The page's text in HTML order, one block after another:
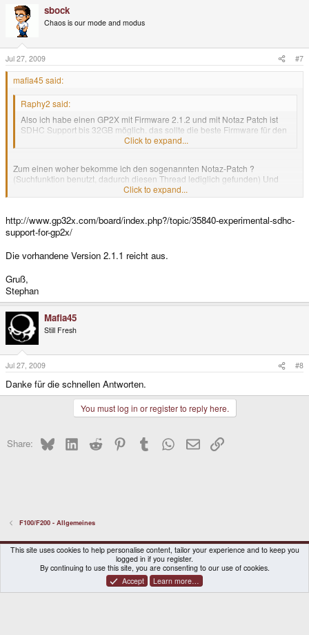
sbock
Chaos is our mode and modus
Jul 27, 2009 #7
mafia45 said:
Raphy2 said:
Also ich habe einen GP2X mit Firmware 2.1.2 und mit Notaz Patch ist
SDHC Support bis 32GB möglich. das sollte die beste Firmware für den
Click to expand...
Zum einen woher bekomme ich den sogenannten Notaz-Patch ?
(Suchfunktion benutzt, dadurch diesen Thread lediglich gefunden) Und
muss ich dafür auf Version 2.1.2 upgraden oder reicht die vorhandene
Firmware 2.1.1 aus ?
Gruß
Click to expand...
http://www.gp32x.com/board/index.php?/topic/35840-experimental-sdhc-
support-for-gp2x/
Die vorhandene Version 2.1.1 reicht aus.
Gruß,
Stephan
Mafia45
Still Fresh
Jul 27, 2009 #8
Danke für die schnellen Antworten.
You must log in or register to reply here.
Share: BlueskyLinkedInReddit PinterestTumblr WhatsApp
EmailLink
F100/F200 - Allgemeines
DragonBox Pyra
English (US)
Contact us
Terms and rules Privacy policy Help Home
® © 2010-2026 XenForo Ltd.|Certain add-on by SyTry.
This site uses cookies to help personalise content, tailor your experience and to keep you
logged in if you register.
By continuing to use this site, you are consenting to our use of cookies.
Accept
Learn more…